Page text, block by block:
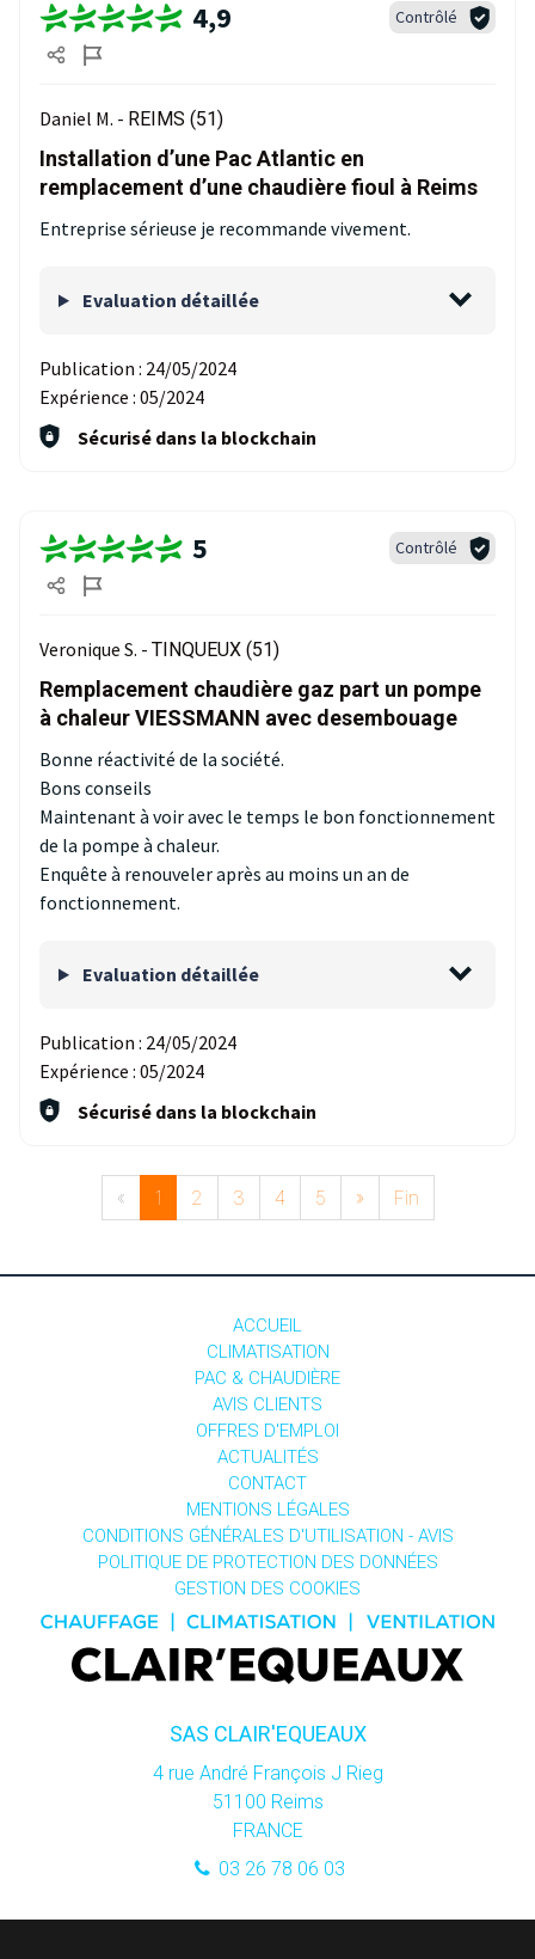
4,9 Contrôlé
Daniel M. - REIMS (51)
Installation d’une Pac Atlantic en
remplacement d’une chaudière fioul à Reims
Entreprise sérieuse je recommande vivement.
Evaluation détaillée
Publication : 24/05/2024
Expérience : 05/2024
Sécurisé dans la blockchain
5 Contrôlé
Veronique S. - TINQUEUX (51)
Remplacement chaudière gaz part un pompe
à chaleur VIESSMANN avec desembouage
Bonne réactivité de la société.
Bons conseils
Maintenant à voir avec le temps le bon fonctionnement
de la pompe à chaleur.
Enquête à renouveler après au moins un an de
fonctionnement.
Evaluation détaillée
Publication : 24/05/2024
Expérience : 05/2024
Sécurisé dans la blockchain
« 1 2 3 4 5 » Fin
ACCUEIL
CLIMATISATION
PAC & CHAUDIÈRE
AVIS CLIENTS
OFFRES D'EMPLOI
ACTUALITÉS
CONTACT
MENTIONS LÉGALES
CONDITIONS GÉNÉRALES D'UTILISATION - AVIS
POLITIQUE DE PROTECTION DES DONNÉES
GESTION DES COOKIES
SAS CLAIR'EQUEAUX
4 rue André François J Rieg
51100 Reims
FRANCE
03 26 78 06 03